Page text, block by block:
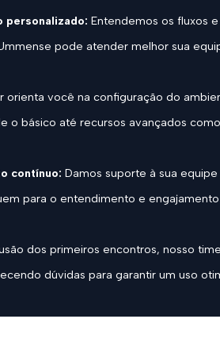
personalizado: Entendemos os fluxos
pode atender melhor sua
orienta você na configuração do
o básico até recursos avançados
contínuo: Damos suporte à sua
para o entendimento e engajamento
dos primeiros encontros, nosso
dúvidas para garantir um uso